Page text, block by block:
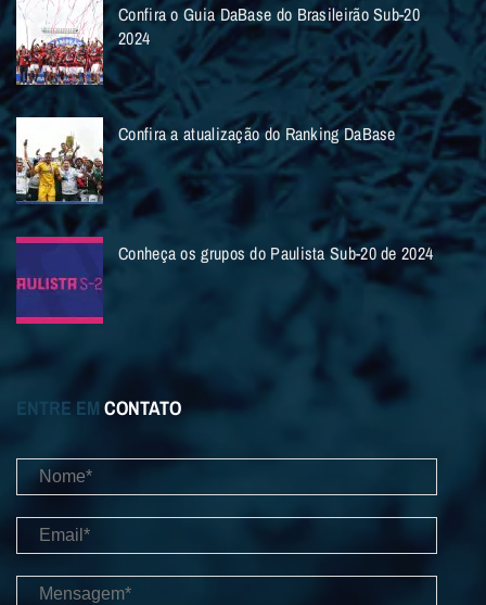
Confira o Guia DaBase do Brasileirão Sub-20
2024
Confira a atualização do Ranking DaBase
Conheça os grupos do Paulista Sub-20 de 2024
ENTRE EM CONTATO